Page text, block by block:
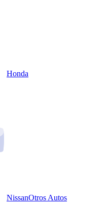
Honda
NissanOtros Autos